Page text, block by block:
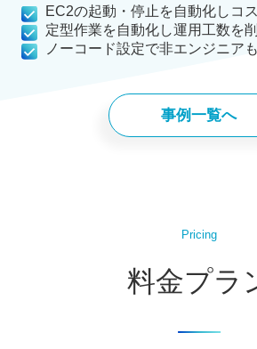
EC2の起動・停止を自動化しコ
定型作業を自動化し運用工数を
ノーコード設定で非エンジニア
事例一覧へ
Pricing
料金プラ